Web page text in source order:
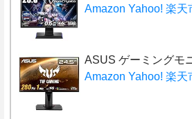
Amazon Yahoo! 楽天
ASUS ゲーミングモ
Amazon Yahoo! 楽天